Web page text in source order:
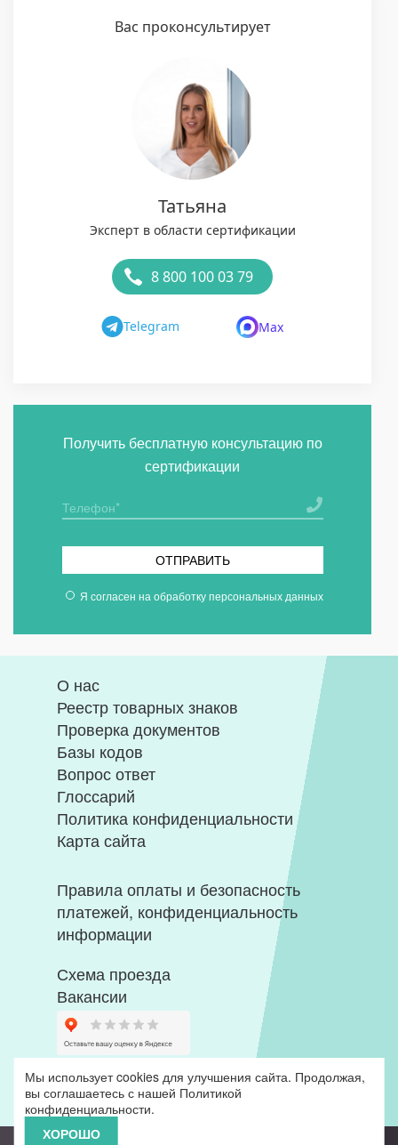
Вас проконсультирует
Татьяна
Эксперт в области сертификации
8 800 100 03 79
Telegram Max
Получить бесплатную консультацию по
сертификации
ОТПРАВИТЬ
Я согласен на обработку персональных данных
О нас
Реестр товарных знаков
Проверка документов
Базы кодов
Вопрос ответ
Глоссарий
Политика конфиденциальности
Карта сайта
Правила оплаты и безопасность
платежей, конфиденциальность
информации
Схема проезда
Вакансии
Мы использует cookies для улучшения сайта. Продолжая,
вы соглашаетесь с нашей Политикой
конфиденциальности.
ХОРОШО